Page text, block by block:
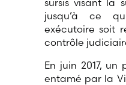
sursis visant la
jusqu’à ce
exécutoire soit
contrôle
En juin 2017, un
entamé par la